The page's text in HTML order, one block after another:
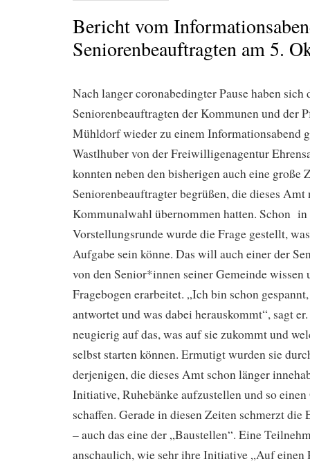
Bericht vom
Seniorenbeauftragten am 5.
Nach langer coronabedingter Pause haben sich
Seniorenbeauftragten der Kommunen und der
Mühldorf wieder zu einem Informationsabend
Wastlhuber von der Freiwilligenagentur
konnten neben den bisherigen auch eine große
Seniorenbeauftragter begrüßen, die dieses Amt
Kommunalwahl übernommen hatten. Schon in
Vorstellungsrunde wurde die Frage gestellt,
Aufgabe sein könne. Das will auch einer der
von den Senior*innen seiner Gemeinde wissen
Fragebogen erarbeitet. „Ich bin schon
antwortet und was dabei herauskommt“, sagt
neugierig auf das, was auf sie zukommt und
selbst starten können. Ermutigt wurden sie
derjenigen, die dieses Amt schon länger
Initiative, Ruhebänke aufzustellen und so
schaffen. Gerade in diesen Zeiten schmerzt die
– auch das eine der „Baustellen“. Eine
anschaulich, wie sehr ihre Initiative „Auf einen